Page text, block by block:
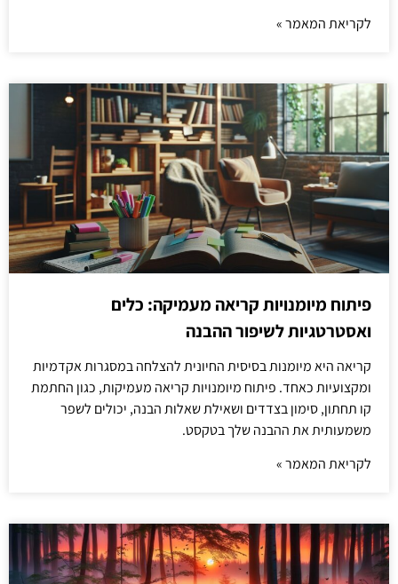
לקריאת המאמר »
פיתוח מיומנויות קריאה מעמיקה: כלים
ואסטרטגיות לשיפור ההבנה
קריאה היא מיומנות בסיסית החיונית להצלחה במסגרות אקדמיות
ומקצועיות כאחד. פיתוח מיומנויות קריאה מעמיקות, כגון החתמת
קו תחתון, סימון בצדדים ושאילת שאלות הבנה, יכולים לשפר
משמעותית את ההבנה שלך בטקסט.
לקריאת המאמר »